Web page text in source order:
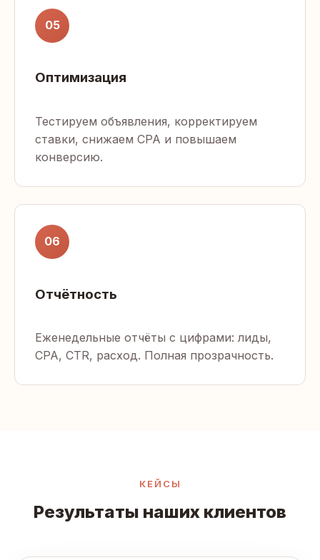
05
Оптимизация
Тестируем объявления, корректируем
ставки, снижаем CPA и повышаем
конверсию.
06
Отчётность
Еженедельные отчёты с цифрами: лиды,
CPA, CTR, расход. Полная прозрачность.
КЕЙСЫ
Результаты наших клиентов